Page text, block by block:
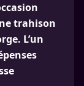
trahison
L’un